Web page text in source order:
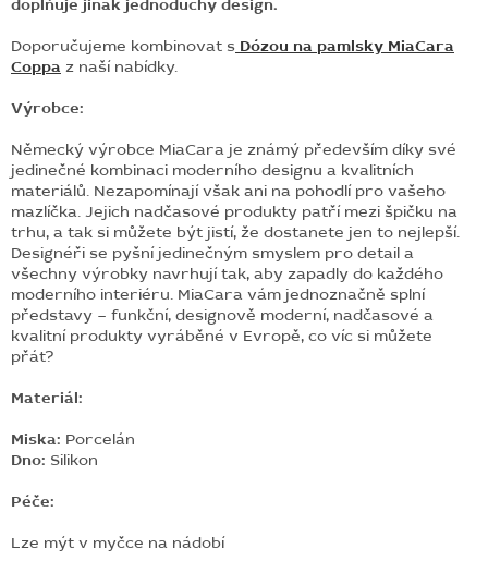
doplňuje jinak jednoduchý design.
Doporučujeme kombinovat s Dózou na pamlsky MiaCara
Coppa z naší nabídky.
Výrobce:
Německý výrobce MiaCara je známý především díky své
jedinečné kombinaci moderního designu a kvalitních
materiálů. Nezapomínají však ani na pohodlí pro vašeho
mazlíčka. Jejich nadčasové produkty patří mezi špičku na
trhu, a tak si můžete být jistí, že dostanete jen to nejlepší.
Designéři se pyšní jedinečným smyslem pro detail a
všechny výrobky navrhují tak, aby zapadly do každého
moderního interiéru. MiaCara vám jednoznačně splní
představy – funkční, designově moderní, nadčasové a
kvalitní produkty vyráběné v Evropě, co víc si můžete
přát?
Materiál:
Miska: Porcelán
Dno: Silikon
Péče:
Lze mýt v myčce na nádobí